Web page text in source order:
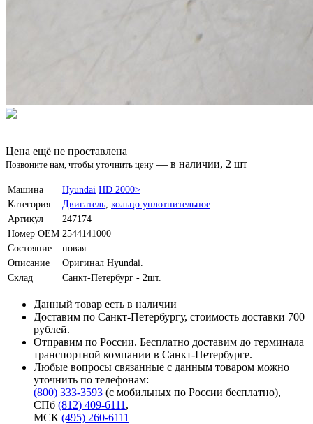
Цена ещё не проставлена
Позвоните нам, чтобы уточнить цену — в наличии, 2 шт
Машина Hyundai HD 2000>
Категория
Двигатель кольцо уплотнительное
Артикул
247174
Номер OEM 2544141000
Состояние
новая
Описание
Оригинал Hyundai.
Склад
Санкт-Петербург - 2шт.
Данный товар есть в наличии
Доставим по Санкт-Петербургу, стоимость доставки 700
рублей.
Отправим по России. Бесплатно доставим до терминала
транспортной компании в Санкт-Петербурге.
Любые вопросы связанные с данным товаром можно
уточнить по телефонам:
(800) 333-3593 (с мобильных по России бесплатно),
СПб (812) 409-6111 ,
МСК (495) 260-6111